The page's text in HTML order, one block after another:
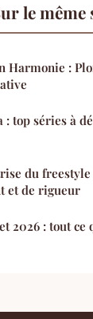
le même
Harmonie :
: top séries à
du freestyle
et de rigueur
2026 : tout